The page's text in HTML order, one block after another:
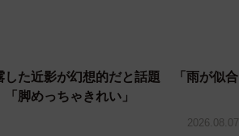
した近影が幻想的だと話題 「雨が似合
脚めっちゃきれい」
2026.08.07